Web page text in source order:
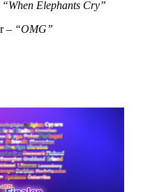
“When Elephants Cry”
– “OMG”